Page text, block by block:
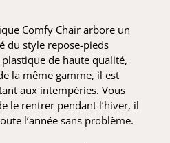
Comfy Chair arbore un
du style repose-pieds
de haute qualité,
la même gamme, il est
aux intempéries. Vous
le rentrer pendant l’hiver, il
l’année sans problème.